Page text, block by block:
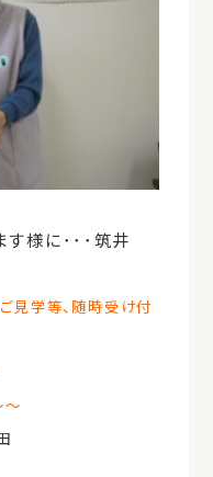
す様に･･･筑井
見学等、随時受け付